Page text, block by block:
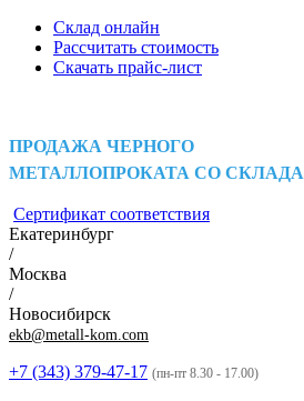
Склад онлайн
Рассчитать стоимость
Скачать прайс-лист
ПРОДАЖА ЧЕРНОГО
МЕТАЛЛОПРОКАТА СО СКЛАДА
Сертификат соответствия
Екатеринбург
/
Москва
/
Новосибирск
ekb@metall-kom.com
+7 (343) 379-47-17 (пн-пт 8.30 - 17.00)